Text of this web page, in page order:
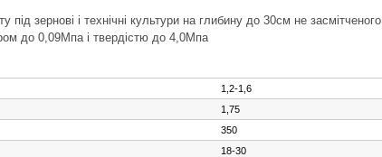
зернові і технічні культури на глибину до 30см не засмітченого
до 0,09Мпа і твердістю до 4,0Мпа
1,2-1,6
1,75
350
18-30